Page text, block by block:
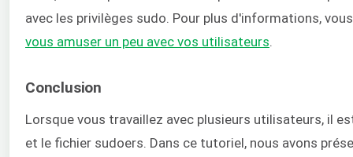
avec les privilèges sudo. Pour plus d'informations,
vous amuser un peu avec vos utilisateurs.
Conclusion
Lorsque vous travaillez avec plusieurs utilisateurs, il
et le fichier sudoers. Dans ce tutoriel, nous avons